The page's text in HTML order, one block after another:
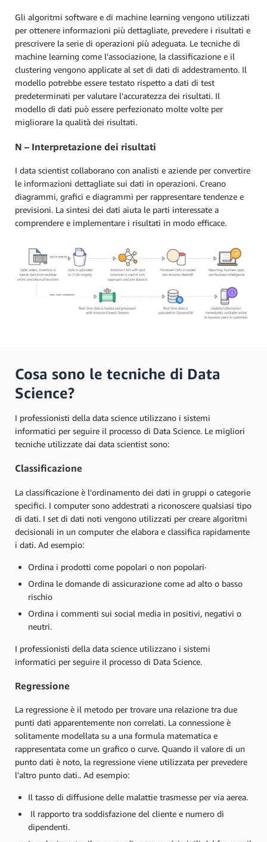
Gli algoritmi software e di machine learning vengono utilizzati
per ottenere informazioni più dettagliate, prevedere i risultati e
prescrivere la serie di operazioni più adeguata. Le tecniche di
machine learning come l'associazione, la classificazione e il
clustering vengono applicate al set di dati di addestramento. Il
modello potrebbe essere testato rispetto a dati di test
predeterminati per valutare l'accuratezza dei risultati. Il
modello di dati può essere perfezionato molte volte per
migliorare la qualità dei risultati.
N – Interpretazione dei risultati
I data scientist collaborano con analisti e aziende per convertire
le informazioni dettagliate sui dati in operazioni. Creano
diagrammi, grafici e diagrammi per rappresentare tendenze e
previsioni. La sintesi dei dati aiuta le parti interessate a
comprendere e implementare i risultati in modo efficace.
Cosa sono le tecniche di Data
Science?
I professionisti della data science utilizzano i sistemi
informatici per seguire il processo di Data Science. Le migliori
tecniche utilizzate dai data scientist sono:
Classificazione
La classificazione è l'ordinamento dei dati in gruppi o categorie
specifici. I computer sono addestrati a riconoscere qualsiasi tipo
di dati. I set di dati noti vengono utilizzati per creare algoritmi
decisionali in un computer che elabora e classifica rapidamente
i dati. Ad esempio:
Ordina i prodotti come popolari o non popolari·
Ordina le domande di assicurazione come ad alto o basso
rischio
Ordina i commenti sui social media in positivi, negativi o
neutri.
I professionisti della data science utilizzano i sistemi
informatici per seguire il processo di Data Science.
Regressione
La regressione è il metodo per trovare una relazione tra due
punti dati apparentemente non correlati. La connessione è
solitamente modellata su a una formula matematica e
rappresentata come un grafico o curve. Quando il valore di un
punto dati è noto, la regressione viene utilizzata per prevedere
l'altro punto dati.. Ad esempio:
Il tasso di diffusione delle malattie trasmesse per via aerea.
Il rapporto tra soddisfazione del cliente e numero di
dipendenti.